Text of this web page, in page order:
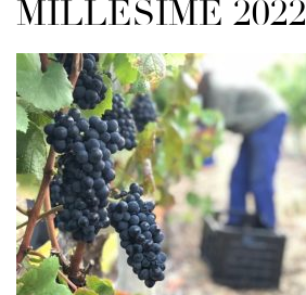
MILLÉSIME 2022